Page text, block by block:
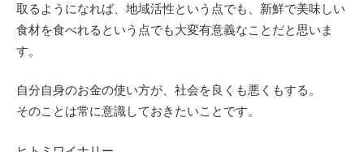
取るようになれば、地域活性という点でも、新鮮で美味しい
食材を食べれるという点でも大変有意義なことだと思いま
す。
自分自身のお金の使い方が、社会を良くも悪くもする。
そのことは常に意識しておきたいことです。